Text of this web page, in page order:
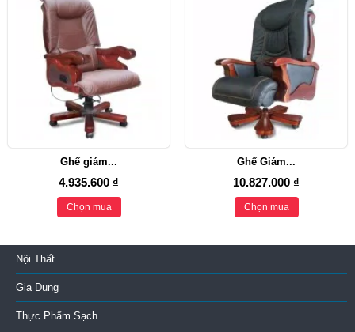
Ghế giám...
4.935.600 ₫
Chọn mua
Ghế Giám...
10.827.000 ₫
Chọn mua
Nội Thất
Gia Dụng
Thực Phẩm Sạch